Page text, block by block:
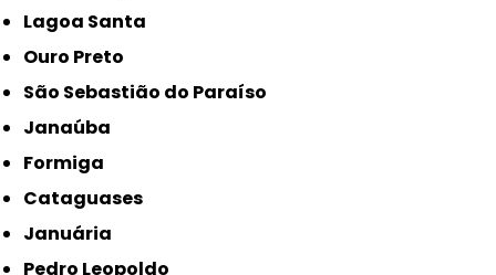
Lagoa Santa
Ouro Preto
São Sebastião do Paraíso
Janaúba
Formiga
Cataguases
Januária
Pedro Leopoldo